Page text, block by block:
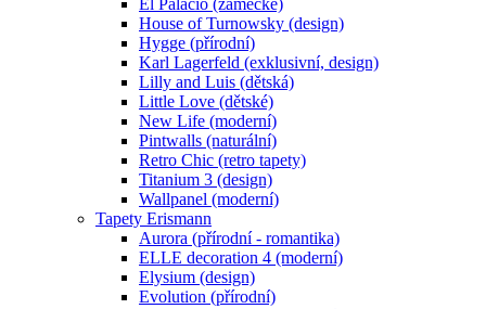
House of Turnowsky (design)
Hygge (přírodní)
Karl Lagerfeld (exklusivní, design)
Lilly and Luis (dětská)
Little Love (dětské)
New Life (moderní)
Pintwalls (naturální)
Retro Chic (retro tapety)
Titanium 3 (design)
Wallpanel (moderní)
Tapety Erismann
Aurora (přírodní - romantika)
ELLE decoration 4 (moderní)
Elysium (design)
Evolution (přírodní)